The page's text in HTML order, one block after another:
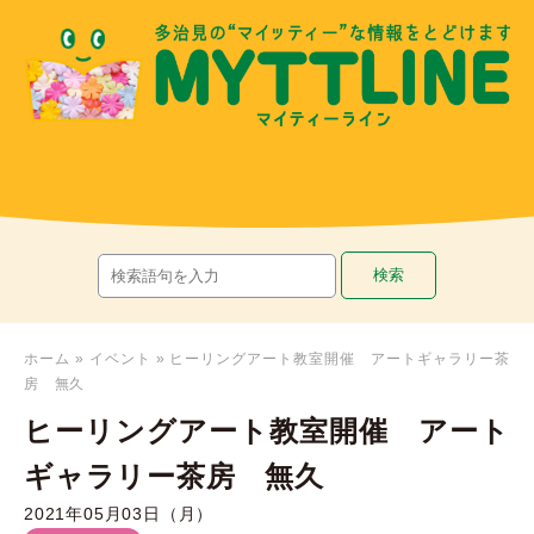
ホーム » イベント » ヒーリングアート教室開催 アートギャラリー茶
房 無久
ヒーリングアート教室開催 アート
ギャラリー茶房 無久
2021年05月03日（月）